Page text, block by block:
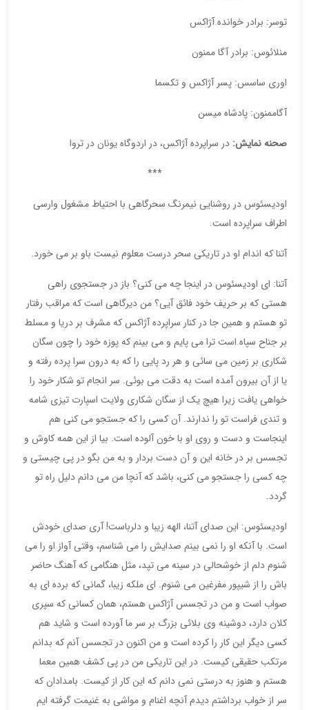
توسر: برادر خوانده آژاکس
منلائوس: برادر آگا ممنون
اوری ساسس: پسر آژاکس و تکسما
آگاممنون: پادشاه میسن
صحنه نمایش: در سراپرده آژاکس، در اردوگاه یونان در تروا
***
اودیسئوس در روشنایی نیمرنگ سحرگاهی با احتیاط مشغول وارسی
اطراف سراپرده است.
آتنا که اندام او در تاریکی سحر درست معلوم نیست باو بر می خورد.
آتنا: ای اودیسئوس در اینجا چه می کنی؟ باز در جستجوی راهی
هستی که بر حریف خود فائق آیی؟ من دیرگاهی است که مراقب رفتار
تو هستم و همین جا در کنار سراپرده آژاکس که مشرف بر دریا و مسلط
بر جناح سپاه است ترا می پایم و می بینم که پوزه خود را چون سگان
شکاری بر زمین می سائی و هر رد پایی را که به درون سرا پرده رفته و
یا از آن بیرون آمده است به دقت می بوئی. سر انجام تو شکار خود را
خواهی یافت زیرا هیچ یک از سگان شکاری ولایت اسپارت تیزی شامه
و تندی فراست تو را ندارند. آن کسی را که جستجو می کنی هم
اینجاست و دست و روی او با خون آلوده است. بیا از این همه کاوش و
تجسس بر در خانه این و آن دست بردار و به من بگو در پی چیستی و
چه کسی را جستجو می کنی، باشد که آنچا من می دانم دلیل راه تو
گردد.
اودیسئوس: این صدای آتنا، الهه زیبا و دلرباست! آری صدای خودش
است. با آنکه او را نمی بینم صدایش را می شناسم، وقتی آواز او را می
شنوم دلم از خوشحالی در سینه می تپد، مثل هنگامی که آهنگ حاضر
باش را از شیپور مفرغین می شنوم. ای ملکه زیبا، گمانی که برده ای به
صواب است و من در تجسس آژاکس هستم، همان کسانی که سپری
کلان دارد، دوشینه وی بلائی بزرگ بر سر ما آورده است و شاید هم
کسی دیگر این کار را کرده است و من اکنون در تجسس آنم که بدانم
مرتکب حقیقی کیست. در این تاریکی من در پی کشف همین معما
هستم و هنوز به درستی نمی دانم که این کار از کیست. بامدادان که
سر از خواب برداشتم دیدم آنچه اغنام و مواشی به غنیمت گرفته ایم